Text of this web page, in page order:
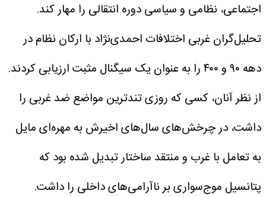
اجتماعی، نظامی و سیاسی دوره انتقالی را مهار کند.
تحلیل‌گران غربی اختلافات احمدی‌نژاد با ارکان نظام در
دهه ۹۰ و ۴۰۰ را به عنوان یک سیگنال مثبت ارزیابی کردند.
از نظر آنان، کسی که روزی تندترین مواضع ضد غربی را
داشت، در چرخش‌های سال‌های اخیرش به مهره‌ای مایل
به تعامل با غرب و منتقد ساختار تبدیل شده بود که
پتانسیل موج‌سواری بر ناآرامی‌های داخلی را داشت.